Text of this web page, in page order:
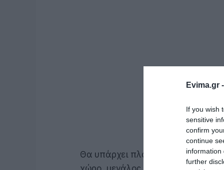
Evima.gr -
If you wish
sensitive
confirm
continue
information
further
Θα υπάρχει πλούσιο μενού με